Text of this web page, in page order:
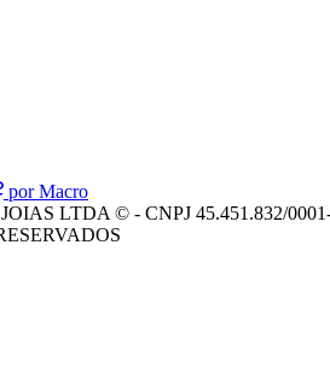
por Macro
LTDA © - CNPJ 45.451.832/